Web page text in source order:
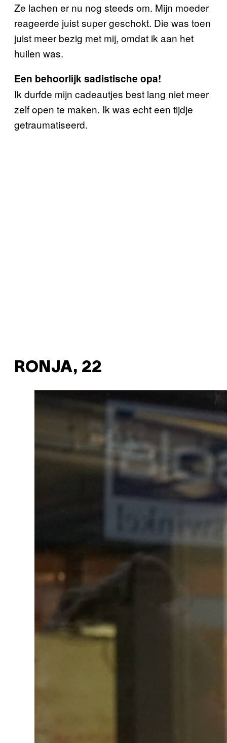
Ze lachen er nu nog steeds om. Mijn moeder
reageerde juist super geschokt. Die was toen
juist meer bezig met mij, omdat ik aan het
huilen was.
Een behoorlijk sadistische opa!
Ik durfde mijn cadeautjes best lang niet meer
zelf open te maken. Ik was echt een tijdje
getraumatiseerd.
RONJA, 22